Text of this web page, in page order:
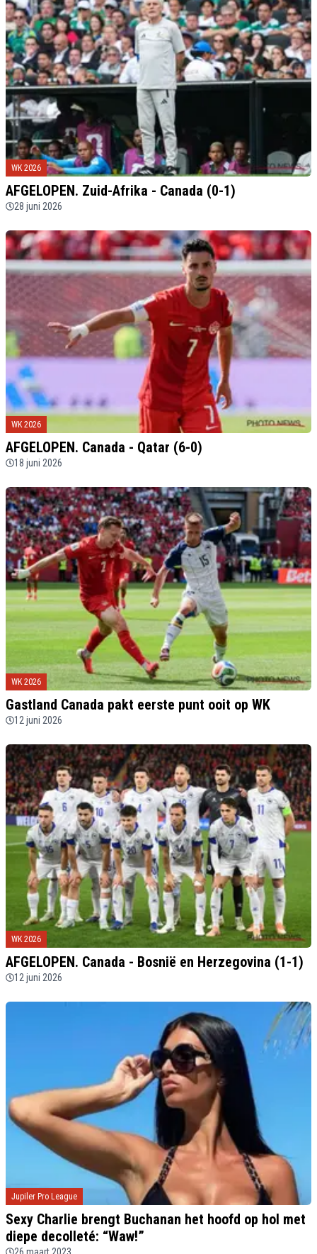
WK 2026
AFGELOPEN. Zuid-Afrika - Canada (0-1)
28 juni 2026
WK 2026
AFGELOPEN. Canada - Qatar (6-0)
18 juni 2026
WK 2026
Gastland Canada pakt eerste punt ooit op WK
12 juni 2026
WK 2026
AFGELOPEN. Canada - Bosnië en Herzegovina (1-1)
12 juni 2026
Jupiler Pro League
Sexy Charlie brengt Buchanan het hoofd op hol met
diepe decolleté: “Waw!”